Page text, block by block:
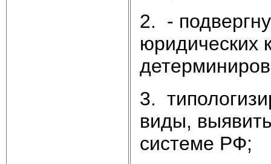
2. -
юридических
3.
виды,
системе РФ;